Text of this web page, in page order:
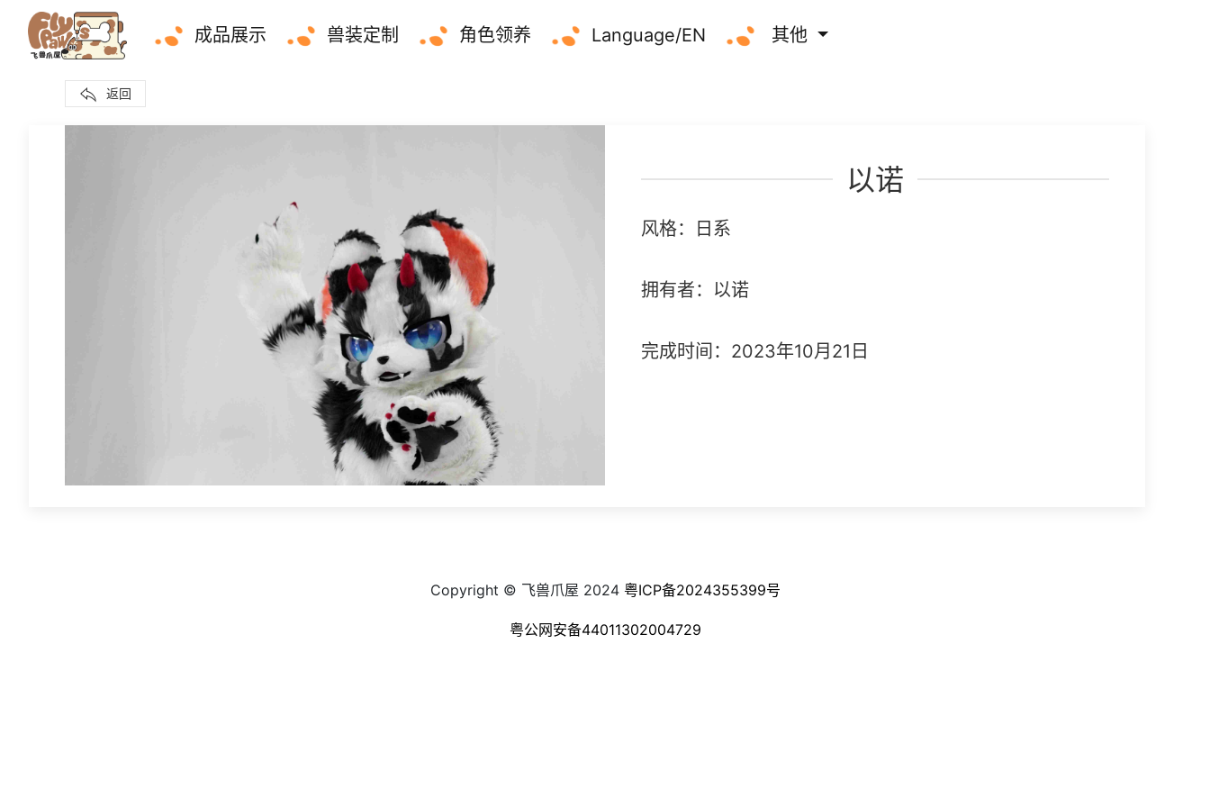
成品展示 兽装定制 角色领养 Language/EN 其他
返回
以诺
风格：日系
拥有者：以诺
完成时间：2023年10月21日
Copyright © 飞兽爪屋 2024 粤ICP备2024355399号
粤公网安备44011302004729